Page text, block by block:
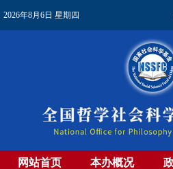
2026年8月6日 星期四
网站首页 本办概况